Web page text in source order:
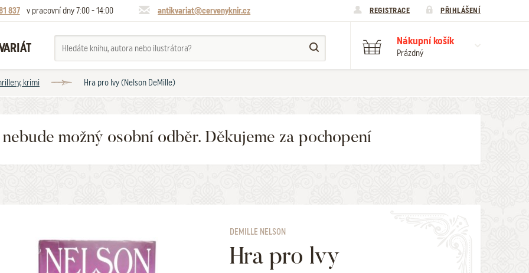
837 v pracovní dny 7:00 - 14:00 antikvariat@cervenyknir.cz REGISTRACE PŘIHLÁŠENÍ
Nákupní košík
Prázdný
krimi Hra pro lvy (Nelson DeMille)
možný osobní odběr. Děkujeme za pochopení
DEMILLE NELSON
Hra pro lvy